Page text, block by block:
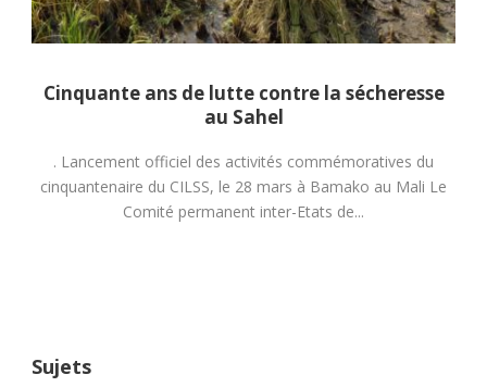
Cinquante ans de lutte contre la sécheresse
au Sahel
. Lancement officiel des activités commémoratives du
cinquantenaire du CILSS, le 28 mars à Bamako au Mali Le
Comité permanent inter-Etats de...
Sujets